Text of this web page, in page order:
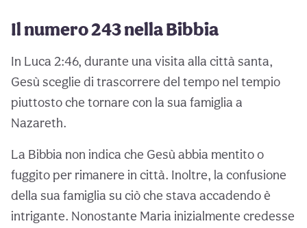
Il numero 243 nella Bibbia
In Luca 2:46, durante una visita alla città santa,
Gesù sceglie di trascorrere del tempo nel tempio
piuttosto che tornare con la sua famiglia a
Nazareth.
La Bibbia non indica che Gesù abbia mentito o
fuggito per rimanere in città. Inoltre, la confusione
della sua famiglia su ciò che stava accadendo è
intrigante. Nonostante Maria inizialmente credesse